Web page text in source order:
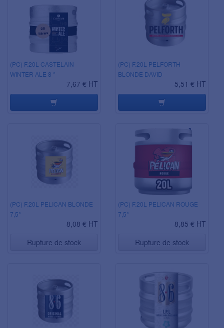
(PC) F.20L CASTELAIN
WINTER ALE 8 °
7,67 € HT
(PC) F.20L PELFORTH
BLONDE DAVID
5,51 € HT
(PC) F.20L PELICAN BLONDE
7,5°
8,08 € HT
Rupture de stock
(PC) F.20L PELICAN ROUGE
7,5°
8,85 € HT
Rupture de stock